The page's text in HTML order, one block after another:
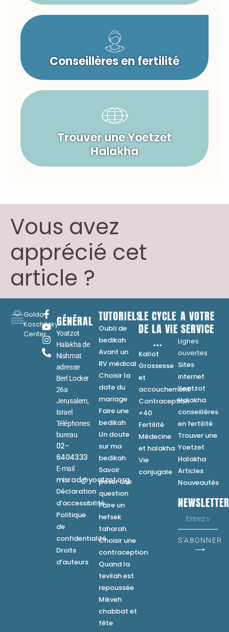
Conseillères en fertilité
Trouver une Yoetzet
Halakha
Vous avez
apprécié cet
article ?
Golda
Koschitzky
Center
GÉNÉRAL
Yoatzot
Halakha de
Nishmat
adresse
Berl Locker
26a
Jerusalem,
Israel
Téléphones
bureau
02-
6404333
E-mail
misrad@yoatzot.org
Déclaration
d’accessibilité
Politique
de
confidentialité
Droits
d’auteurs
TUTORIELS
Oubli de
bedikah
Avant un
RV médical
Choisir la
date du
mariage
Faire une
bedikah
Un doute
sur ma
bedikah
Savoir
poser une
question
Faire un
hefsek
taharah
Choisir une
contraception
Quand la
tevilah est
repoussée
Mikveh
chabbat et
fête
LE CYCLE
DE LA VIE
...
Kallot
Grossesse
et
accouchement
Contraception
+40
Fertilité
Médecine
et halakha
Vie
conjugale
A VOTRE
SERVICE
Lignes
ouvertes
Sites
internet
Yoatzot
Halakha
conseillères
en fertilité
Trouver une
Yoetzet
Halakha
Articles
Nouveautés
S'ABONNER
⟶